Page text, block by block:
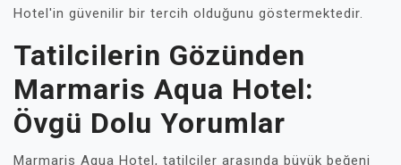
Hotel'in güvenilir bir tercih olduğunu göstermektedir.
Tatilcilerin Gözünden
Marmaris Aqua Hotel:
Övgü Dolu Yorumlar
Marmaris Aqua Hotel, tatilciler arasında büyük beğeni